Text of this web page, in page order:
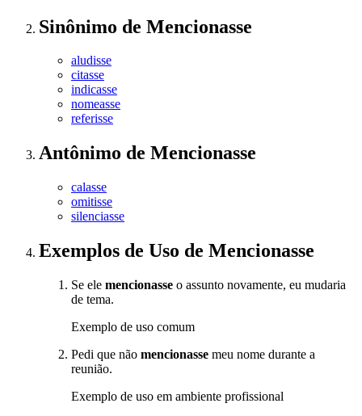
Sinônimo de Mencionasse
aludisse
citasse
indicasse
nomeasse
referisse
Antônimo de Mencionasse
calasse
omitisse
silenciasse
Exemplos de Uso de Mencionasse
Se ele mencionasse o assunto novamente, eu mudaria
de tema.
Exemplo de uso comum
Pedi que não mencionasse meu nome durante a
reunião.
Exemplo de uso em ambiente profissional